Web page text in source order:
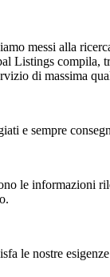
messi alla
Listings
di massima
e sempre
le informazioni
le nostre